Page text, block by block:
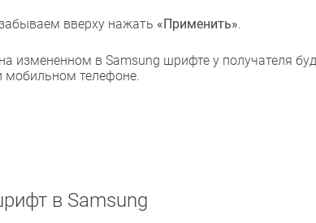
вверху нажать «Применить».
измененном в Samsung шрифте у получателя
мобильном телефоне.
в Samsung